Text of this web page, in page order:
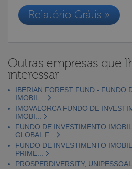
Relatório Grátis »
Outras empresas que
interessar
IBERIAN FOREST FUND - FUNDO
IMOBIL...
IMOVALORCA FUNDO DE
IMOBI...
FUNDO DE INVESTIMENTO
GLOBAL F...
FUNDO DE INVESTIMENTO
PRIME...
PROSPERDIVERSITY,